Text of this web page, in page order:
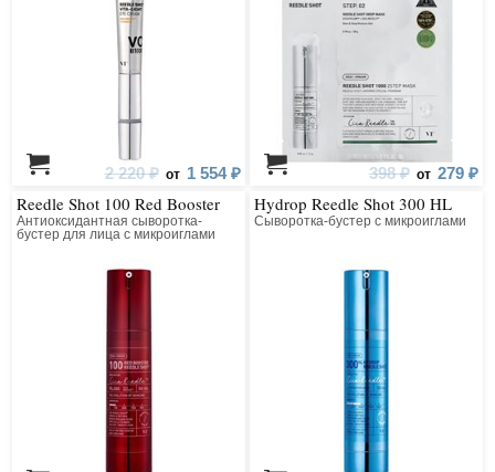
2 220 ₽ от 1 554 ₽ 398 ₽ от 279 ₽
Reedle Shot 100 Red Booster
Антиоксидантная сыворотка-
бустер для лица с микроиглами
Hydrop Reedle Shot 300 HL
Сыворотка-бустер с микроиглами